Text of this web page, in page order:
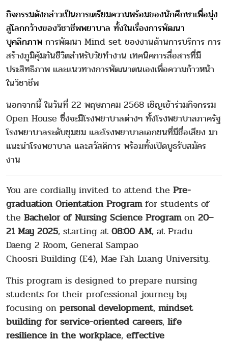
กิจกรรมดังกล่าวเป็นการเตรียมความพร้อมของนักศึกษาเพื่อมุ่ง
สู่โลกกว้างของวิชาชีพพยาบาล ทั้งในเรื่องการพัฒนา
บุคลิกภาพ การพัฒนา Mind set ของงานด้านการบริการ การ
สร้างภูมิคุ้มกันชีวิตสำหรับวัยทำงาน เทคนิคการสื่อสารที่มี
ประสิทธิภาพ และแนวทางการพัฒนาตนเองเพื่อความก้าวหน้า
ในวิชาชีพ
นอกจากนี้ ในว้นที่ 22 พฤษภาคม 2568 เชิญเข้าร่วมกิจกรรม
Open House ซึ่งจะมีโรงพยาบาลต่างๆ ทั้งโรงพยาบาลภาครัฐ
โรงพยาบาลระดับชุมชม และโรงพยาบาลเอกชนที่มีชื่อเสียง มา
แนะนำโรงพยาบาล และสวัสดิการ พร้อมทั้งเปิดบูธรับสมัคร
งาน
You are cordially invited to attend the Pre-
graduation Orientation Programfor students of
the Bachelor of Nursing Science Programon 20–
21 May 2025, starting at 08:00 AM, at Pradu
Daeng 2 Room, General Sampao
Choosri Building (E4), Mae Fah Luang University.
This program is designed to prepare nursing
students for their professional journey by
focusing on personal development, mindset
building for service-oriented careers, life
resilience in the workplace, effective